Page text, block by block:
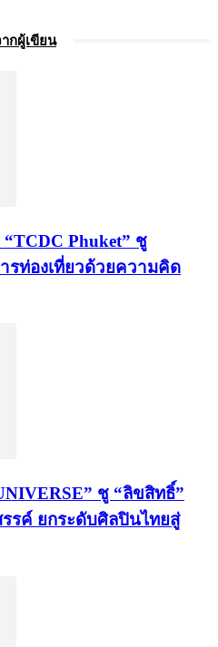
กผู้เขียน
Phuket” ชู
รท่องเที่ยวด้วยความคิด
ชู “ลิขสิทธิ์”
รค์ ยกระดับศิลปินไทยสู่